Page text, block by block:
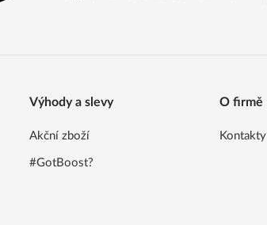
Výhody a slevy
Akční zboží
#GotBoost?
O firmě
Kontakty